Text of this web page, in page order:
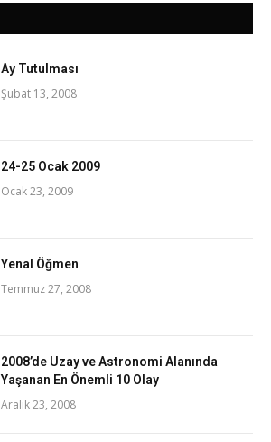
Ay Tutulması
Şubat 13, 2008
24-25 Ocak 2009
Ocak 23, 2009
Yenal Öğmen
Temmuz 27, 2008
2008’de Uzay ve Astronomi Alanında
Yaşanan En Önemli 10 Olay
Aralık 23, 2008